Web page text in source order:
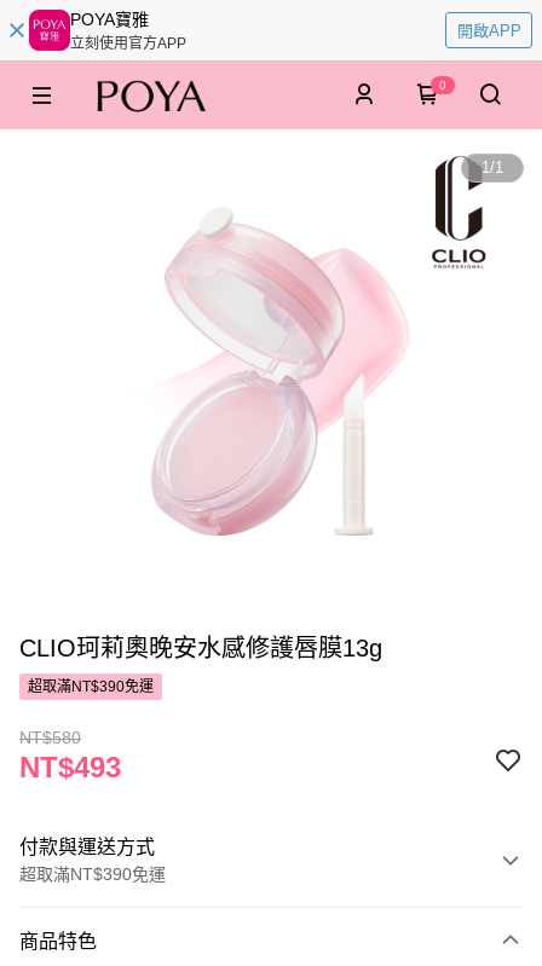
POYA寶雅
立刻使用官方APP
開啟APP
0
1/1
CLIO珂莉奧晚安水感修護唇膜13g
超取滿NT$390免運
NT$580
NT$493
付款與運送方式
超取滿NT$390免運
POYA支付
商品特色